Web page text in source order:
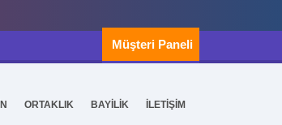
Müşteri Paneli
ORTAKLIK BAYİLİK İLETİŞİM